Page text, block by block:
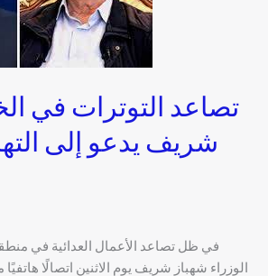
تصاعد التوترات في
شريف يدعو إلى
في ظل تصاعد الأعمال العدائية في
الوزراء شهباز شريف يوم الاثنين اتصالًا